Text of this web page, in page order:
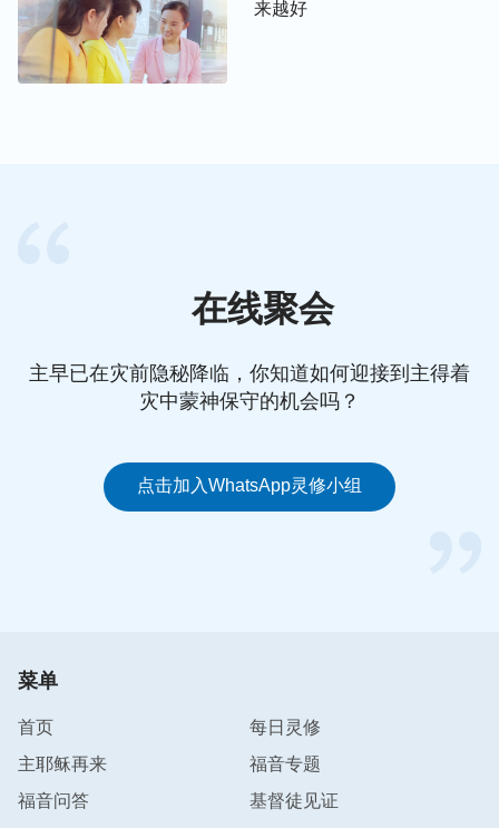
钱，只身一人在国外拼命工作十几年，真的过得很心
酸痛苦。为了赚钱我加班加点，什么苦都受，本以为
赚到一些钱自己就能过上好日子了，但因长期劳累工
少钱。回想这一路走来，因我不认识神的主宰与安
排，就总想凭自己的双手挣脱神的主宰，结果给自己
明白了，我们人无法掌握自己的命运，只有顺服造物
主的主宰安排，尽人意顺天命，才能活得轻松自由。
两个月的假期到了，我也准备去上班了。朋友介绍我
外州上班。聚会时，我把这事和姊妹们说了，姊妹们
就和我交通追求真理的价值和意义，让我多抽时间聚
会、读神的话语，还跟我交通了 基督
通，我心里有些不好接受，心想：我又不是不聚会，
来越好
在线聚会
主早已在灾前隐秘降临，你知道如何迎接到主得着
灾中蒙神保守的机会吗？
点击加入WhatsApp灵修小组
菜单
首页
每日灵修
主耶稣再来
福音专题
福音问答
基督徒见证